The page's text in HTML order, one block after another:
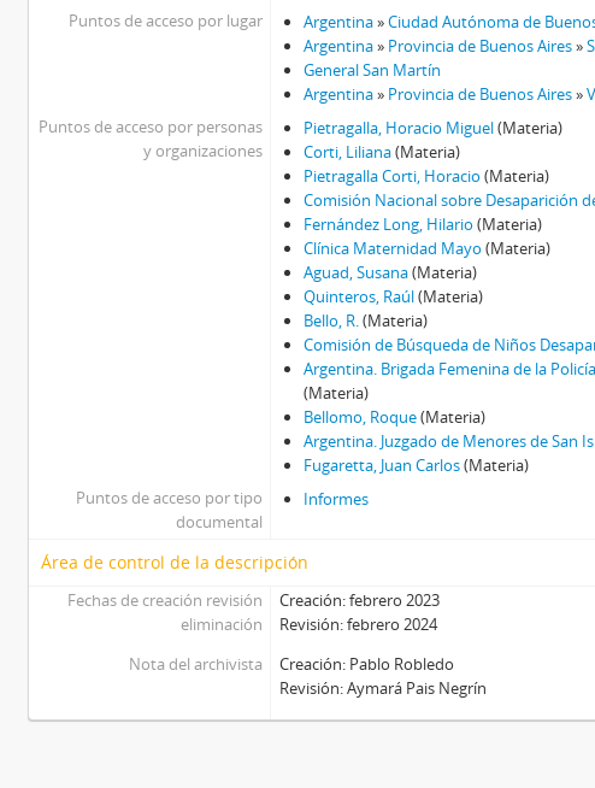
Puntos de acceso por lugar
Argentina»Ciudad Autónoma de
Argentina» Provincia de Buenos Aires»
General San Martín
Argentina» Provincia de Buenos Aires»
Puntos de acceso por personas
y organizaciones
Pietragalla, Horacio Miguel(Materia)
Corti, Liliana(Materia)
Pietragalla Corti, Horacio (Materia)
Comisión Nacional sobre Desaparición
Fernández Long, Hilario (Materia)
Clínica Maternidad Mayo (Materia)
Aguad, Susana(Materia)
Quinteros, Raúl(Materia)
Bello, R. (Materia)
Comisión de Búsqueda de Niños
Argentina. Brigada Femenina de la
(Materia)
Bellomo, Roque(Materia)
Argentina. Juzgado de Menores de San
Fugaretta, Juan Carlos(Materia)
Puntos de acceso por tipo
documental
Informes
Área de control de la descripción
Fechas de creación revisión
eliminación
Creación: febrero 2023
Revisión: febrero 2024
Nota del archivista
Creación: Pablo Robledo
Revisión: Aymará Pais Negrín